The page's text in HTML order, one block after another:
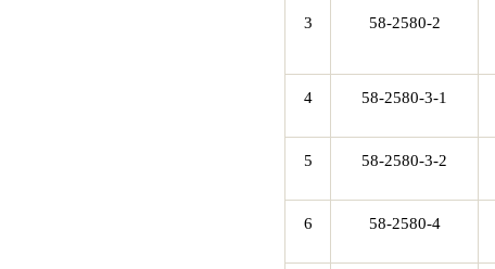
3 58-2580-2
4 58-2580-3-1
5 58-2580-3-2
6 58-2580-4